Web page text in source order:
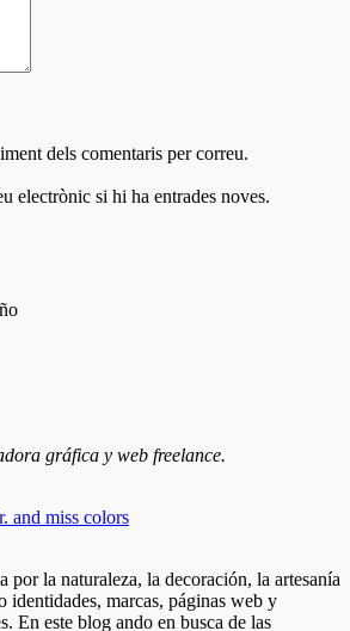
dels comentaris per correu.
electrònic si hi ha entrades noves.
gráfica y web freelance.
por la naturaleza, la decoración, la artesanía
identidades, marcas, páginas web y
En este blog ando en busca de las